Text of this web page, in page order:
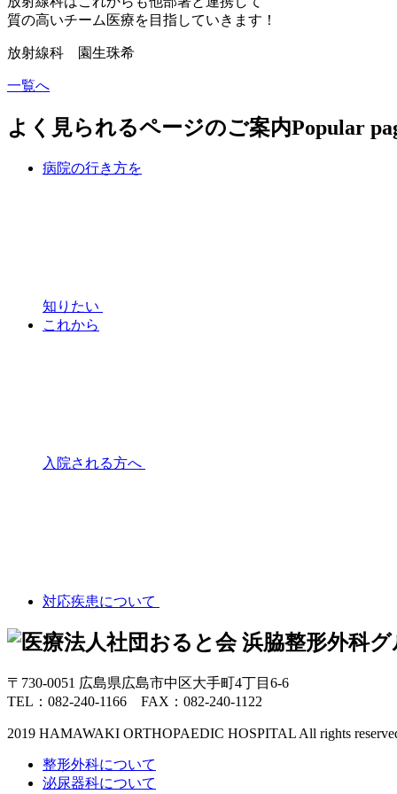
質の高いチーム医療を目指していきます！
放射線科 園生珠希
一覧へ
よく見られるページのご案内Popular
病院の行き方を
知りたい
これから
入院される方へ
対応疾患について
〒730-0051 広島県広島市中区大手町4丁目6-6
TEL：082-240-1166 FAX：082-240-1122
2019 HAMAWAKI ORTHOPAEDIC HOSPITAL All rights
整形外科について
泌尿器科について